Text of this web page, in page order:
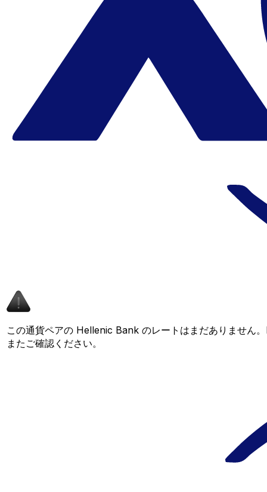
この通貨ペアの Hellenic Bank のレートはまだありません
またご確認ください。